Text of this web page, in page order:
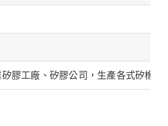
矽膠工廠、矽膠公司，生產各式矽橡